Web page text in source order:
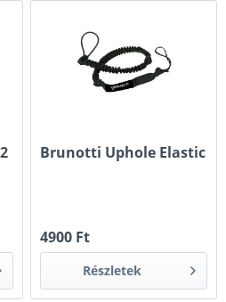
Brunotti Uphole Elastic
4900 Ft
Részletek